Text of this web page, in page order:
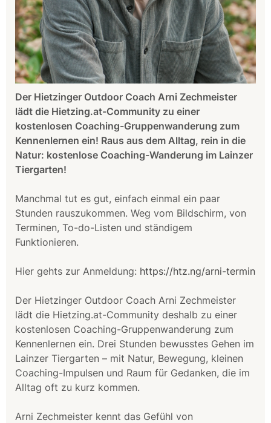
Der Hietzinger Outdoor Coach Arni Zechmeister
lädt die Hietzing.at-Community zu einer
kostenlosen Coaching-Gruppenwanderung zum
Kennenlernen ein! Raus aus dem Alltag, rein in die
Natur: kostenlose Coaching-Wanderung im Lainzer
Tiergarten!
Manchmal tut es gut, einfach einmal ein paar
Stunden rauszukommen. Weg vom Bildschirm, von
Terminen, To-do-Listen und ständigem
Funktionieren.
Hier gehts zur Anmeldung: https://htz.ng/arni-termin
Der Hietzinger Outdoor Coach Arni Zechmeister
lädt die Hietzing.at-Community deshalb zu einer
kostenlosen Coaching-Gruppenwanderung zum
Kennenlernen ein. Drei Stunden bewusstes Gehen im
Lainzer Tiergarten – mit Natur, Bewegung, kleinen
Coaching-Impulsen und Raum für Gedanken, die im
Alltag oft zu kurz kommen.
Arni Zechmeister kennt das Gefühl von